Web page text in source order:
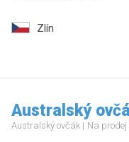
Zlín
Australský
Australský ovčák Na prodej